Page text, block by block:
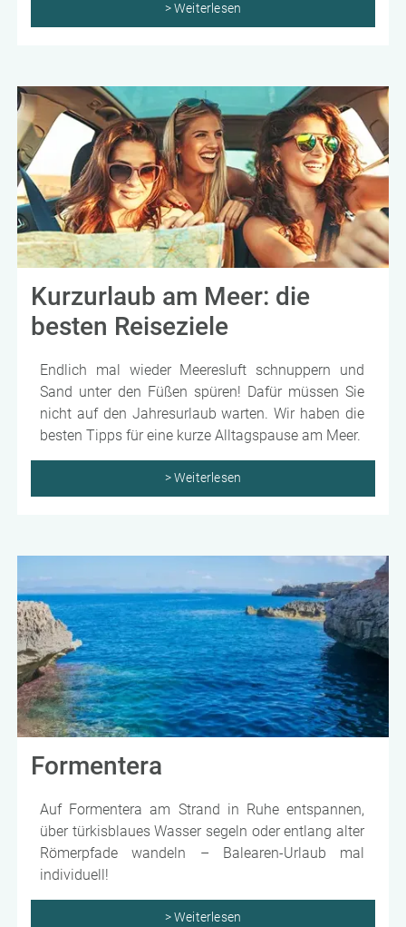
> Weiterlesen
Kurzurlaub am Meer: die
besten Reiseziele
Endlich mal wieder Meeresluft schnuppern und
Sand unter den Füßen spüren! Dafür müssen Sie
nicht auf den Jahresurlaub warten. Wir haben die
besten Tipps für eine kurze Alltagspause am Meer.
> Weiterlesen
Formentera
Auf Formentera am Strand in Ruhe entspannen,
über türkisblaues Wasser segeln oder entlang alter
Römerpfade wandeln – Balearen-Urlaub mal
individuell!
> Weiterlesen